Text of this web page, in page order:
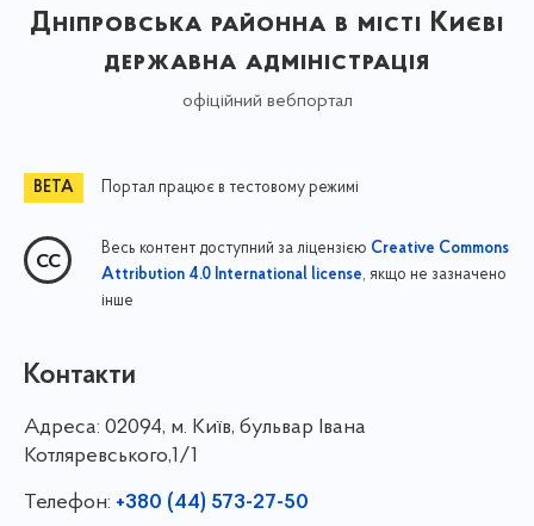
Дніпровська районна в місті Києві
державна адміністрація
офіційний вебпортал
Портал працює в тестовому режимі
Весь контент доступний за ліцензією Creative Commons
Attribution 4.0 International license, якщо не зазначено
інше
Контакти
Адреса: 02094, м. Київ, бульвар Івана
Котляревського,1/1
Телефон: +380 (44) 573-27-50